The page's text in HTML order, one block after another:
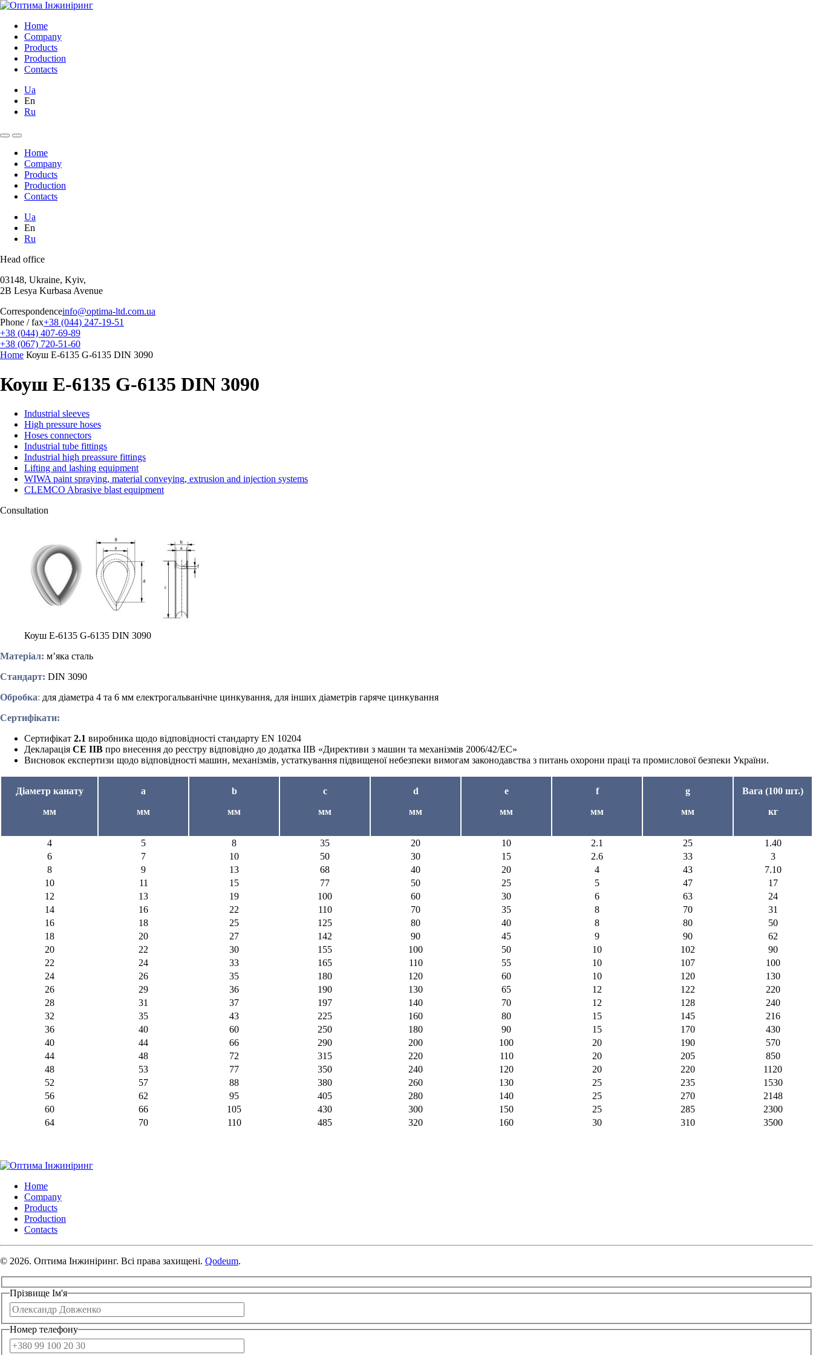
Home
Company
Products
Production
Contacts
Ua
En
Ru
Home
Company
Products
Production
Contacts
Ua
En
Ru
Head office
03148, Ukraine, Kyiv,
2B Lesya Kurbasa Avenue
Correspondenceinfo@optima-ltd.com.ua
Phone / fax+38 (044) 247-19-51
+38 (044) 407-69-89
+38 (067) 720-51-60
Home Коуш E-6135 G-6135 DIN 3090
Коуш E-6135 G-6135 DIN 3090
Industrial sleeves
High pressure hoses
Hoses connectors
Industrial tube fittings
Industrial high preassure fittings
Lifting and lashing equipment
WIWA paint spraying, material conveying, extrusion and injection systems
CLEMCO Abrasive blast equipment
Consultation
Коуш E-6135 G-6135 DIN 3090
Матеріал: м’яка сталь
Стандарт: DIN 3090
Обробка: для діаметра 4 та 6 мм електрогальванічне цинкування, для інших діаметрів гаряче цинкування
Сертифікати:
Сертифікат 2.1 виробника щодо відповідності стандарту EN 10204
Декларація CE IIB про внесення до реєстру відповідно до додатка IIB «Директиви з машин та механізмів 2006/42/EC»
Висновок експертизи щодо відповідності машин, механізмів, устаткування підвищеної небезпеки вимогам законодавства з питань охорони праці та промислової безпеки України.
Діаметр канату
мм
a
мм
b
мм
c
мм
d
мм
e
мм
f
мм
g
мм
Вага (100 шт.)
кг
4 5 8 35 20 10 2.1 25
1.40
6
7 10 50 30 15 2.6 33
3
8
9 13 68 40 20 4 43
7.10
10
11 15 77 50 25 5 47
17
12
13 19 100 60 30 6 63
24
14
16 22 110 70 35 8 70
31
16
18 25 125 80 40 8 80
50
18
20 27 142 90 45 9 90
62
20
22 30 155 100 50 10 102
90
22
24 33 165 110 55 10 107
100
24
26 35 180 120 60 10 120
130
26
29 36 190 130 65 12 122
220
28
31 37 197 140 70 12 128
240
32
35 43 225 160 80 15 145
216
36
40 60 250 180 90 15 170
430
40
44 66 290 200 100 20 190
570
44
48 72 315 220 110 20 205
850
48
53 77 350 240 120 20 220
1120
52
57 88 380 260 130 25 235
1530
56
62 95 405 280 140 25 270
2148
60
66 105 430 300 150 25 285
2300
64
70 110 485 320 160 30 310 3500
Home
Company
Products
Production
Contacts
© 2026. Оптима Інжиніринг. Всі права захищені. Qodeum.
Прізвище Ім'я
Номер телефону